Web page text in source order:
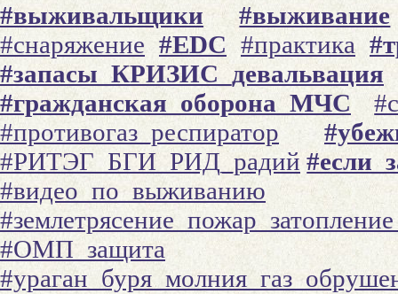
#выживальщики
#выживание
#снаряжение #EDC #практика
#запасы_КРИЗИС_девальвация
#гражданская_оборона_МЧС
#противогаз_респиратор
#РИТЭГ_БГИ_РИД_радий
#видео_по_выживанию
#ОМП_защита